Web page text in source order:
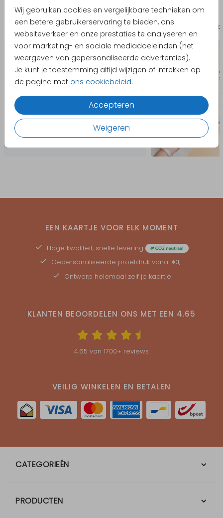
Wij gebruiken cookies en vergelijkbare technieken om
een betere gebruikerservaring te bieden, ons
websiteverkeer en onze prestaties te analyseren en
voor marketing- en sociale mediadoeleinden (het
weergeven van gepersonaliseerde advertenties).
Je kunt je toestemming altijd wijzigen of intrekken op
de pagina met ons cookiebeleid.
Accepteren
Weigeren
Bewaarbundel
EEN KAARTJE VOOR ELK MOMENT
Hoge kwaliteit, snelle levering
Gepersonaliseerde proefdruk vanaf €1,-
Ontwerp helemaal zelf je kaartje
KLANTEN BEOORDELEN ONS MET EEN 4.65
4.65 van 1700+ reviews
VEILIG WINKELEN EN BETALEN
CATEGORIEËN
PRODUCTEN